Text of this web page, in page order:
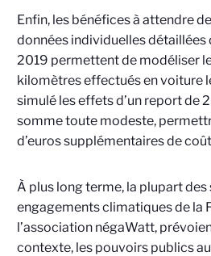
Enfin, les bénéfices à attendre
données individuelles détaillées
2019 permettent de modéliser
kilomètres effectués en voiture
simulé les effets d’un report de
somme toute modeste,
d’euros supplémentaires de
À plus long terme, la plupart
engagements climatiques de la
l’association négaWatt,
contexte, les pouvoirs publics